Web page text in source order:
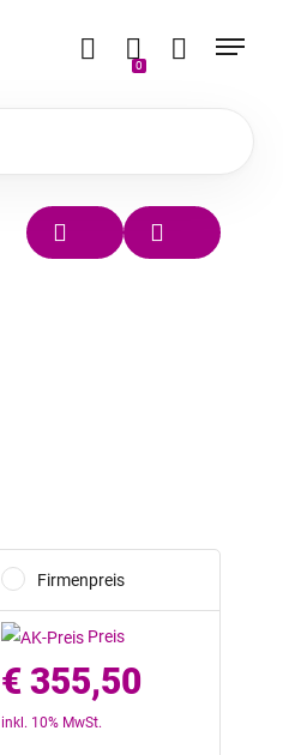
0
Firmenpreis
Preis
€ 355,50
inkl. 10% MwSt.